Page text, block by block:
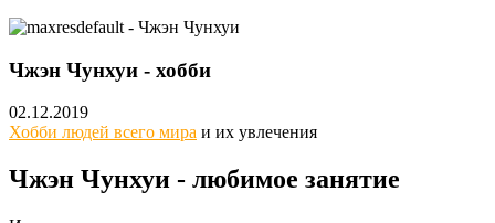
Чжэн Чунхуи - хобби
02.12.2019
Хобби людей всего мира и их увлечения
Чжэн Чунхуи - любимое занятие